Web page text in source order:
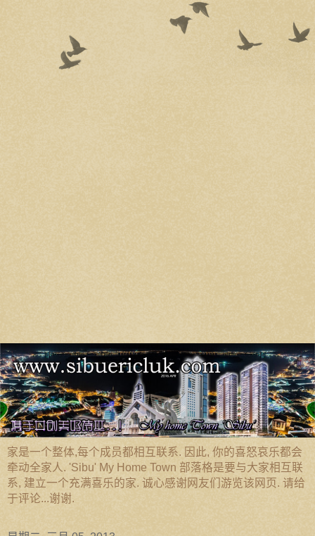
家是一个整体,每个成员都相互联系. 因此, 你的喜怒哀乐都会
牵动全家人. 'Sibu' My Home Town 部落格是要与大家相互联
系, 建立一个充满喜乐的家. 诚心感谢网友们游览该网页. 请给
于评论...谢谢.